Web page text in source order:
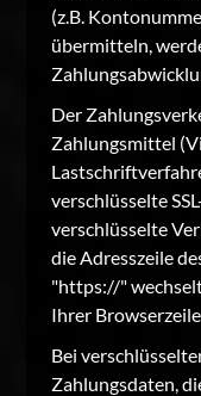
(z.B.
übermitteln,
Der
Zahlungsmittel
verschlüsselte
verschlüsselte
die Adresszeile
"https://"
Ihrer
Bei
Zahlungsdaten,